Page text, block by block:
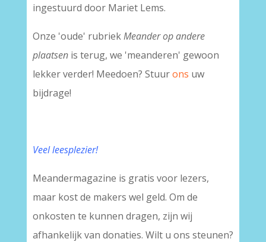
ingestuurd door Mariet Lems.
Onze 'oude' rubriekMeander op andere
plaatsen is terug, we 'meanderen' gewoon
lekker verder! Meedoen? Stuurons uw
bijdrage!
Veel leesplezier!
Meandermagazine is gratis voor lezers,
maar kost de makers wel geld. Om de
onkosten te kunnen dragen, zijn wij
afhankelijk van donaties. Wilt u ons steunen?